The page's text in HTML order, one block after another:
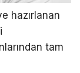
hazırlanan
tam